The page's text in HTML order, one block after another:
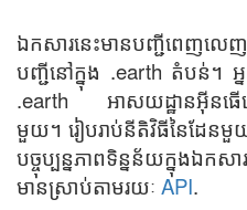
ឯកសារនេះមានបញ្ជីពេញលេ
បញ្ជីនៅក្នុង .earth តំបន់។
.earth អាសយដ្ឋានអ៊ីនធើណ
មួយ។ រៀបរាប់នីតិវិធីនៃដែនមួ
បច្ចុប្បន្នភាពទិន្នន័យក្នុងឯកស
មានស្រាប់តាមរយៈ API.